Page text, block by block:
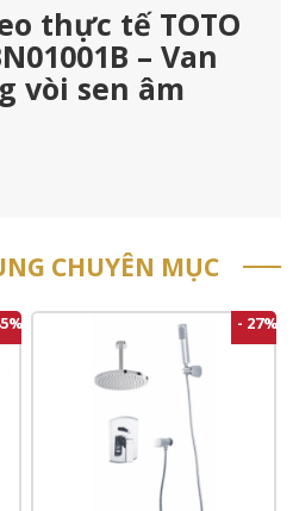
thực tế TOTO
– Van
vòi sen âm
CHUYÊN MỤC
- 27%